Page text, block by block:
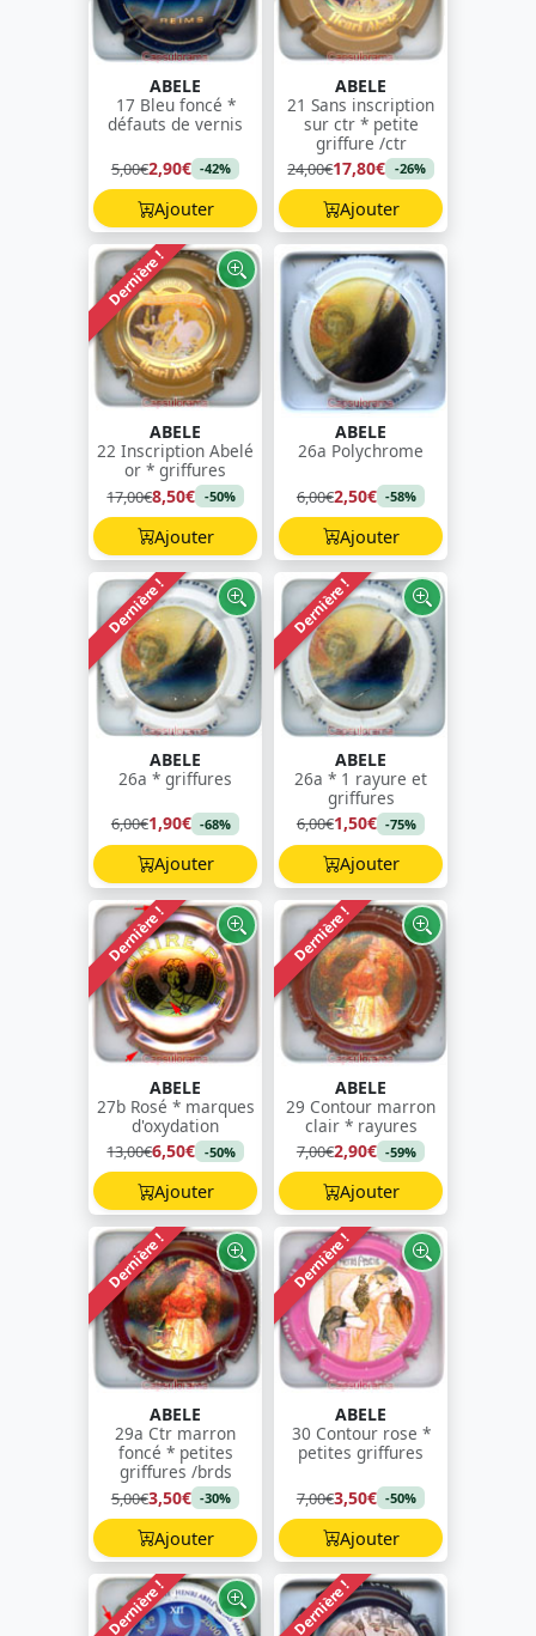
ABELE
17 Bleu foncé *
défauts de vernis
5,00€2,90€ -42%
Ajouter
ABELE
21 Sans inscription
sur ctr * petite
griffure /ctr
24,00€17,80€ -26%
Ajouter
Dernière !
ABELE
22 Inscription Abelé
or * griffures
17,00€8,50€ -50%
Ajouter
ABELE
26a Polychrome
6,00€2,50€ -58%
Ajouter
Dernière !
ABELE
26a * griffures
6,00€1,90€ -68%
Ajouter
Dernière !
ABELE
26a * 1 rayure et
griffures
6,00€1,50€ -75%
Ajouter
Dernière !
ABELE
27b Rosé * marques
d'oxydation
13,00€6,50€ -50%
Ajouter
Dernière !
ABELE
29 Contour marron
clair * rayures
7,00€2,90€ -59%
Ajouter
Dernière !
ABELE
29a Ctr marron
foncé * petites
griffures /brds
5,00€3,50€ -30%
Ajouter
Dernière !
ABELE
30 Contour rose *
petites griffures
7,00€3,50€ -50%
Ajouter
Dernière ! Dernière !